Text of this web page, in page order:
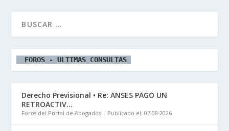
  FOROS - ULTIMAS CONSULTAS
Derecho Previsional • Re: ANSES PAGO UN
RETROACTIV...
Foros del Portal de Abogados Publicado el: 07-08-2026